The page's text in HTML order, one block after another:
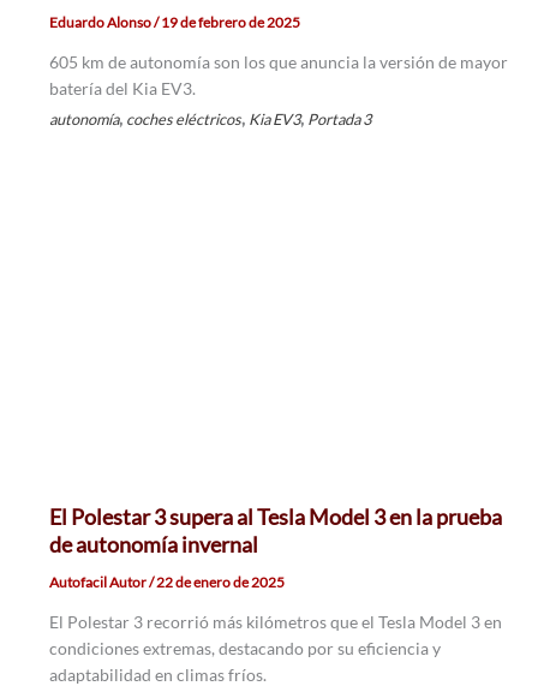
Eduardo Alonso/19 de febrero de 2025
605 km de autonomía son los que anuncia la versión de mayor
batería del Kia EV3.
autonomía, coches eléctricos, Kia EV3, Portada 3
El Polestar 3 supera al Tesla Model 3 en la prueba
de autonomía invernal
Autofacil Autor/22 de enero de 2025
El Polestar 3 recorrió más kilómetros que el Tesla Model 3 en
condiciones extremas, destacando por su eficiencia y
adaptabilidad en climas fríos.